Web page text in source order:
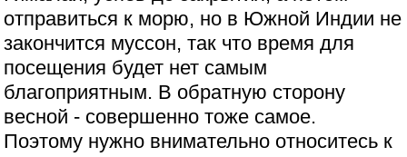
отправиться к морю, но в Южной Индии не
закончится муссон, так что время для
посещения будет нет самым
благоприятным. В обратную сторону
весной - совершенно тоже самое.
Поэтому нужно внимательно относитесь к